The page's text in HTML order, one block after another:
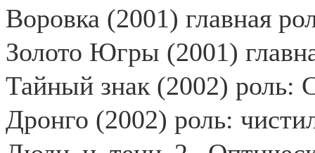
Воровка (2001) главная
Золото Югры (2001)
Тайный знак (2002) роль:
Дронго (2002) роль: